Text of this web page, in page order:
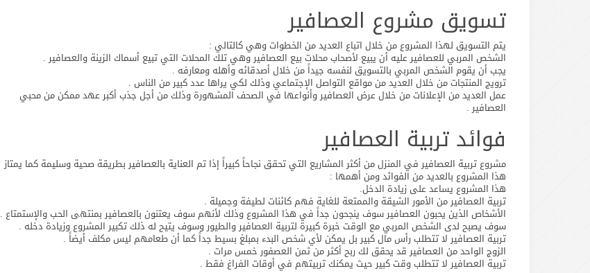
تسويق مشروع العصافير
يتم التسويق لهذا المشروع من خلال اتباع العديد من الخطوات وهي كالتالي :
الشخص المربي للعصافير عليه أن يبيع لأصحاب محلات بيع العصافير وهي تلك المحلات التي تبيع أسماك الزينة والعصافير .
يجب أن يقوم الشخص المربي بالتسويق لنفسه جيداً من خلال أصدقائه وأهله ومعارفه .
ترويج المنتجات من خلال العديد من مواقع التواصل الإجتماعي وذلك لكي يراها عدد كبير من الناس .
عمل العديد من الإعلانات من خلال عرض العصافير وأنواعها في الصحف المشهورة وذلك من أجل جذب أكبر عهد ممكن من محبي
العصافير .
فوائد تربية العصافير
مشروع تربية العصافير في المنزل من أكثر المشاريع التي تحقق نجاحاً كبيراً إذا تم العناية بالعصافير بطريقة صحية وسليمة كما يمتاز
هذا المشروع بالعديد من الفوائد ومن أهمها :
هذا المشروع يساعد على زيادة الدخل.
تربية العصافير من الأمور الشيقة والممتعة للغاية فهم كائنات لطيفة وجميلة .
الأشخاص الذين يحبون العصافير سوف ينجحون جداً في هذا المشروع وذلك لأنهم سوف يعتنون بالعصافير بمنتهى الحب والإستمتاع .
سوف يصبح لدى الشخص المربي مع الوقت خبرة كبيرة لتربية العصافير والطيور وسوف يتيح له ذلك تكبير المشروع وزيادة دخله .
تربية العصافير لا تتطلب رأس مال كبير بل يمكن لأي شخص البدء بمبلغ بسيط جداً كما أن طعامهم ليس مكلف أيضاً .
الزوج الواحد من العصافير قد يحقق لك ربح أكثر من ثمن العصفور خمس مرات .
تربية العصافير لا تتطلب وقت كبير حيث يمكنك تربيتهم في أوقات الفراغ فقط .